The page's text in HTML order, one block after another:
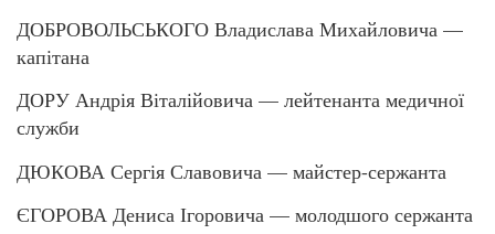
ДОБРОВОЛЬСЬКОГО Владислава Михайловича —
капітана
ДОРУ Андрія Віталійовича — лейтенанта медичної
служби
ДЮКОВА Сергія Славовича — майстер-сержанта
ЄГОРОВА Дениса Ігоровича — молодшого сержанта